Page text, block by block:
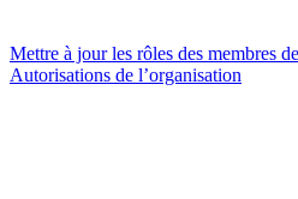
Mettre à jour les rôles des membres
Autorisations de l’organisation